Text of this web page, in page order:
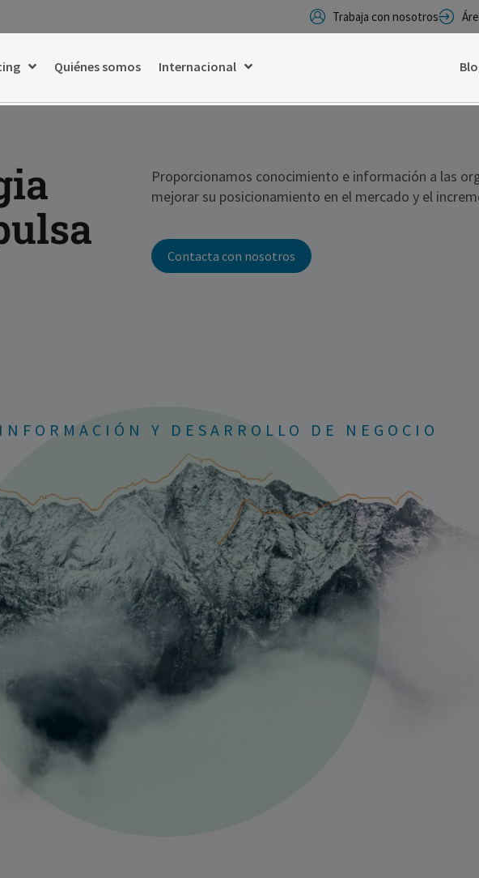
Trabaja con nosotros
Quiénes somos Internacional
Proporcionamos conocimiento e información a las
mejorar su posicionamiento en el mercado y el
Contacta con nosotros
Y DESARROLLO DE NEGOCIO